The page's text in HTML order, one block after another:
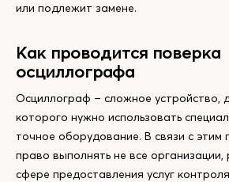
или подлежит замене.
Как проводится поверка
осциллографа
Осциллограф – сложное устройство,
которого нужно использовать
точное оборудование. В связи с этим
право выполнять не все
сфере предоставления услуг